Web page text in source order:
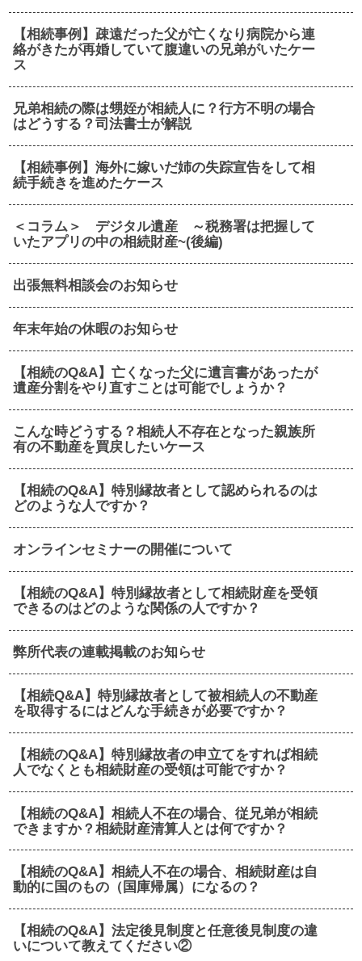
【相続事例】疎遠だった父が亡くなり病院から連
絡がきたが再婚していて腹違いの兄弟がいたケー
ス
兄弟相続の際は甥姪が相続人に？行方不明の場合
はどうする？司法書士が解説
【相続事例】海外に嫁いだ姉の失踪宣告をして相
続手続きを進めたケース
＜コラム＞ デジタル遺産 ～税務署は把握して
いたアプリの中の相続財産~(後編)
出張無料相談会のお知らせ
年末年始の休暇のお知らせ
【相続のQ&A】亡くなった父に遺言書があったが
遺産分割をやり直すことは可能でしょうか？
こんな時どうする？相続人不存在となった親族所
有の不動産を買戻したいケース
【相続のQ&A】特別縁故者として認められるのは
どのような人ですか？
オンラインセミナーの開催について
【相続のQ&A】特別縁故者として相続財産を受領
できるのはどのような関係の人ですか？
弊所代表の連載掲載のお知らせ
【相続Q&A】特別縁故者として被相続人の不動産
を取得するにはどんな手続きが必要ですか？
【相続のQ&A】特別縁故者の申立てをすれば相続
人でなくとも相続財産の受領は可能ですか？
【相続のQ&A】相続人不在の場合、従兄弟が相続
できますか？相続財産清算人とは何ですか？
【相続のQ&A】相続人不在の場合、相続財産は自
動的に国のもの（国庫帰属）になるの？
【相続のQ&A】法定後見制度と任意後見制度の違
いについて教えてください②